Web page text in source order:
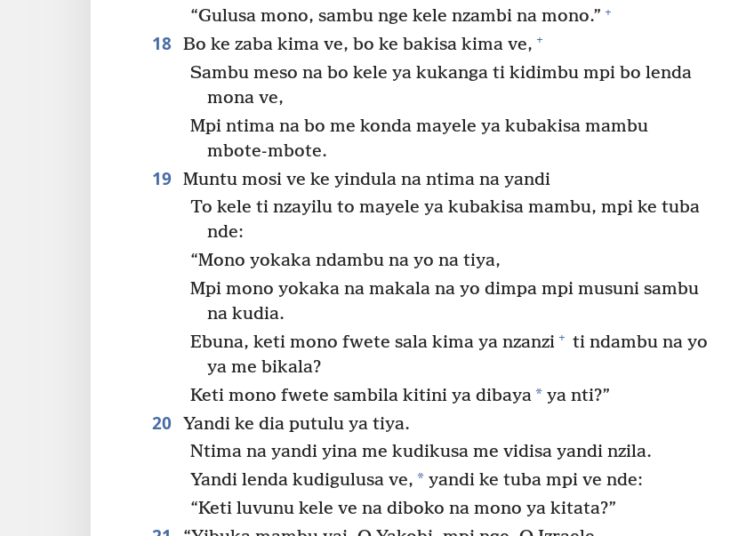
“Gulusa mono, sambu nge kele nzambi na mono.” +
18 Bo ke zaba kima ve, bo ke bakisa kima ve, +
Sambu meso na bo kele ya kukanga ti kidimbu mpi bo lenda
mona ve,
Mpi ntima na bo me konda mayele ya kubakisa mambu
mbote-mbote.
19 Muntu mosi ve ke yindula na ntima na yandi
To kele ti nzayilu to mayele ya kubakisa mambu, mpi ke tuba
nde:
“Mono yokaka ndambu na yo na tiya,
Mpi mono yokaka na makala na yo dimpa mpi musuni sambu
na kudia.
Ebuna, keti mono fwete sala kima ya nzanzi + ti ndambu na yo
ya me bikala?
Keti mono fwete sambila kitini ya dibaya* ya nti?”
20 Yandi ke dia putulu ya tiya.
Ntima na yandi yina me kudikusa me vidisa yandi nzila.
Yandi lenda kudigulusa ve, * yandi ke tuba mpi ve nde:
“Keti luvunu kele ve na diboko na mono ya kitata?”